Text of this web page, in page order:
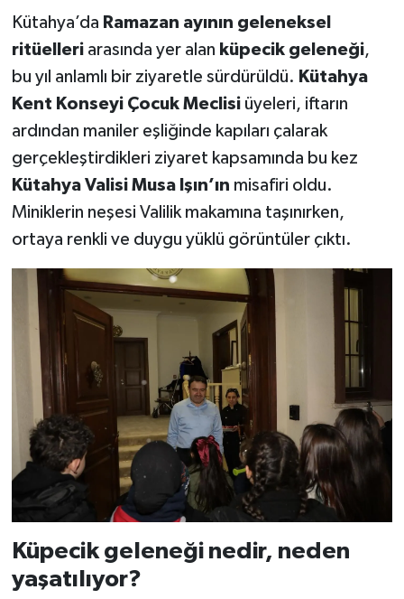
Kütahya’da Ramazan ayının geleneksel
ritüelleriarasında yer alan küpecik geleneği,
bu yıl anlamlı bir ziyaretle sürdürüldü. Kütahya
Kent Konseyi Çocuk Meclisiüyeleri, iftarın
ardından maniler eşliğinde kapıları çalarak
gerçekleştirdikleri ziyaret kapsamında bu kez
Kütahya Valisi Musa Işın’ın misafiri oldu.
Miniklerin neşesi Valilik makamına taşınırken,
ortaya renkli ve duygu yüklü görüntüler çıktı.
Küpecik geleneği nedir, neden
yaşatılıyor?
Teknoloji
Vasıta
Yaşam